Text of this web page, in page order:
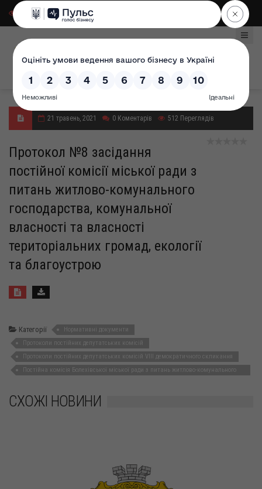
Для слабозорих|
21 травень, 2021 0 Коментарів 512 Переглядів
Протокол №8 засідання
постійної комісії міської ради з
питань житлово-комунального
господарства, комунальної
власності та власності
територіальних громад, екології
та благоустрою
Категорії
Нормативні документи
Протоколи постійних депутатських комісій
Протоколи постійних депутатських комісій VIII демократичного скликання
Постійна комісія Болехівської міської ради з питань житлово-комунального
СХОЖІ НОВИНИ